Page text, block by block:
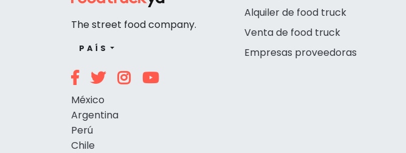
Alquiler de food truck
Venta de food truck
Empresas proveedoras
The street food company.
PAÍS
México
Argentina
Perú
Chile